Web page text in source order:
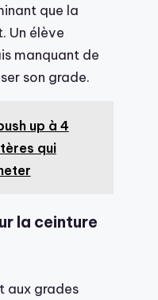
que la
Un élève
manquant de
son grade.
up à 4
qui
la ceinture
aux grades